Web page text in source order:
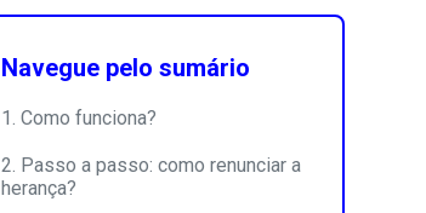
Navegue pelo sumário
Como funciona?
Passo a passo: como renunciar a
herança?